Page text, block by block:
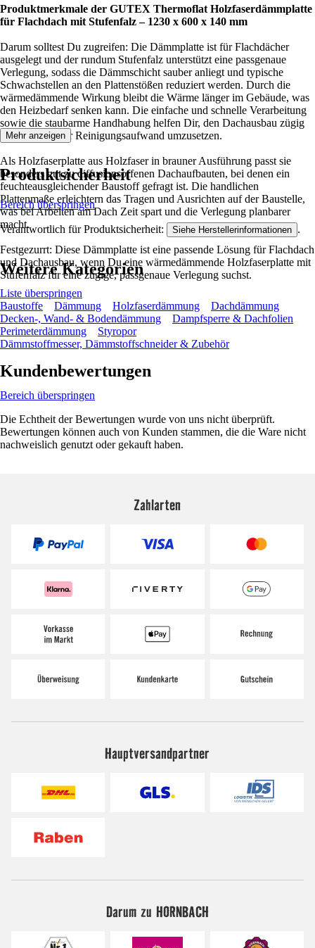
Produktmerkmale der GUTEX Thermoflat Holzfaserdämmplatte
für Flachdach mit Stufenfalz – 1230 x 600 x 140 mm
Darum solltest Du zugreifen: Die Dämmplatte ist für Flachdächer
ausgelegt und der rundum Stufenfalz unterstützt eine passgenaue
Verlegung, sodass die Dämmschicht sauber anliegt und typische
Schwachstellen an den Plattenstößen reduziert werden. Durch die
wärmedämmende Wirkung bleibt die Wärme länger im Gebäude, was
den Heizbedarf senken kann. Die einfache und schnelle Verarbeitung
sowie die staubarme Handhabung helfen Dir, den Dachausbau zügig
und mit weniger Reinigungsaufwand umzusetzen.
Als Holzfaserplatte aus Holzfaser in brauner Ausführung passt sie
besonders gut zu diffusionsoffenen Dachaufbauten, bei denen ein
feuchteausgleichender Baustoff gefragt ist. Die handlichen
Plattenmaße erleichtern das Tragen und Ausrichten auf der Baustelle,
was bei Arbeiten am Dach Zeit spart und die Verlegung planbarer
macht.
Festgezurrt: Diese Dämmplatte ist eine passende Lösung für Flachdach
und Dachausbau, wenn Du eine wärmedämmende Holzfaserplatte mit
Stufenfalz für eine zügige, passgenaue Verlegung suchst.
Mehr anzeigen
Produktsicherheit
Bereich überspringen
Verantwortlich für Produktsicherheit: Siehe Herstellerinformationen .
Weitere Kategorien
Liste überspringen
Baustoffe
Dämmung Holzfaserdämmung
Dachdämmung
Decken-, Wand- & Bodendämmung
Dampfsperre & Dachfolien
Perimeterdämmung
Styropor
Dämmstoffmesser, Dämmstoffschneider & Zubehör
Kundenbewertungen
Bereich überspringen
Die Echtheit der Bewertungen wurde von uns nicht überprüft.
Bewertungen können auch von Kunden stammen, die die Ware nicht
nachweislich genutzt oder gekauft haben.
Zahlarten
Hauptversandpartner
Darum zu HORNBACH